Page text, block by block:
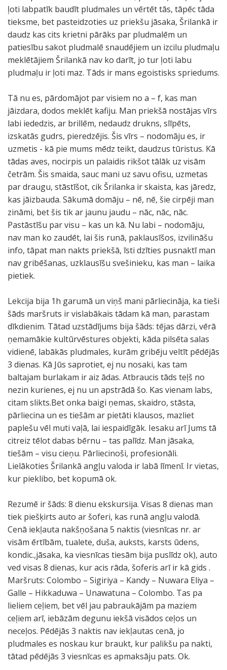
ļoti labpatīk baudīt pludmales un vērtēt tās, tāpēc tāda
tieksme, bet pasteidzoties uz priekšu jāsaka, Šrilankā ir
daudz kas cits krietni pārāks par pludmalēm un
patiesību sakot pludmalē snaudējiem un izcilu pludmaļu
meklētājiem Šrilankā nav ko darīt, jo tur ļoti labu
pludmaļu ir ļoti maz. Tāds ir mans egoistisks spriedums.
Tā nu es, pārdomājot par visiem no a – f, kas man
jāizdara, dodos meklēt kafiju. Man priekšā nostājas vīrs
labi iededzis, ar brillēm, nedaudz drukns, slīpēts,
izskatās gudrs, pieredzējis. Šis vīrs – nodomāju es, ir
uzmetis - kā pie mums mēdz teikt, daudzus tūristus. Kā
tādas aves, nocirpis un palaidis rikšot tālāk uz visām
četrām. Šis smaida, sauc mani uz savu ofisu, uzmetas
par draugu, stāstīšot, cik Šrilanka ir skaista, kas jāredz,
kas jāizbauda. Sākumā domāju – nē, nē, šie cirpēji man
zināmi, bet šis tik ar jaunu jaudu – nāc, nāc, nāc.
Pastāstīšu par visu – kas un kā. Nu labi – nodomāju,
nav man ko zaudēt, lai šis runā, paklausīšos, izvilināšu
info, tāpat man nakts priekšā, īsti dzīties pusnaktī man
nav gribēšanas, uzklausīšu svešinieku, kas man – laika
pietiek.
Lekcija bija 1h garumā un viņš mani pārliecināja, ka tieši
šāds maršruts ir vislabākais tādam kā man, parastam
dīkdienim. Tātad uzstādījums bija šāds: tējas dārzi, vērā
ņemamākie kultūrvēstures objekti, kāda pilsēta salas
vidienē, labākās pludmales, kurām gribēju veltīt pēdējās
3 dienas. Kā Jūs saprotiet, ej nu nosaki, kas tam
baltajam burlakam ir aiz ādas. Atbraucis tāds teļš no
nezin kurienes, ej nu un apstrādā šo. Kas vienam labs,
citam slikts.Bet onka baigi ņemas, skaidro, stāsta,
pārliecina un es tiešām ar pietāti klausos, mazliet
paplešu vēl muti vaļā, lai iespaidīgāk. Iesaku arī Jums tā
citreiz tēlot dabas bērnu – tas palīdz. Man jāsaka,
tiešām – visu cieņu. Pārliecinoši, profesionāli.
Lielākoties Šrilankā angļu valoda ir labā līmenī. Ir vietas,
kur pieklibo, bet kopumā ok.
Rezumē ir šāds: 8 dienu ekskursija. Visas 8 dienas man
tiek piešķirts auto ar šoferi, kas runā angļu valodā.
Cenā iekļauta nakšņošana 5 naktis (viesnīcas nr. ar
visām ērtībām, tualete, duša, auksts, karsts ūdens,
kondic.,jāsaka, ka viesnīcas tiesām bija puslīdz ok), auto
ved visas 8 dienas, kur acis rāda, šoferis arī ir kā gids .
Maršruts: Colombo – Sigiriya – Kandy – Nuwara Eliya –
Galle – Hikkaduwa – Unawatuna – Colombo. Tas pa
lieliem ceļiem, bet vēl jau pabraukājām pa maziem
ceļiem arī, iebāzām degunu iekšā visādos ceļos un
neceļos. Pēdējās 3 naktis nav iekļautas cenā, jo
pludmales es noskau kur braukt, kur palikšu pa nakti,
tātad pēdējās 3 viesnīcas es apmaksāju pats. Ok.